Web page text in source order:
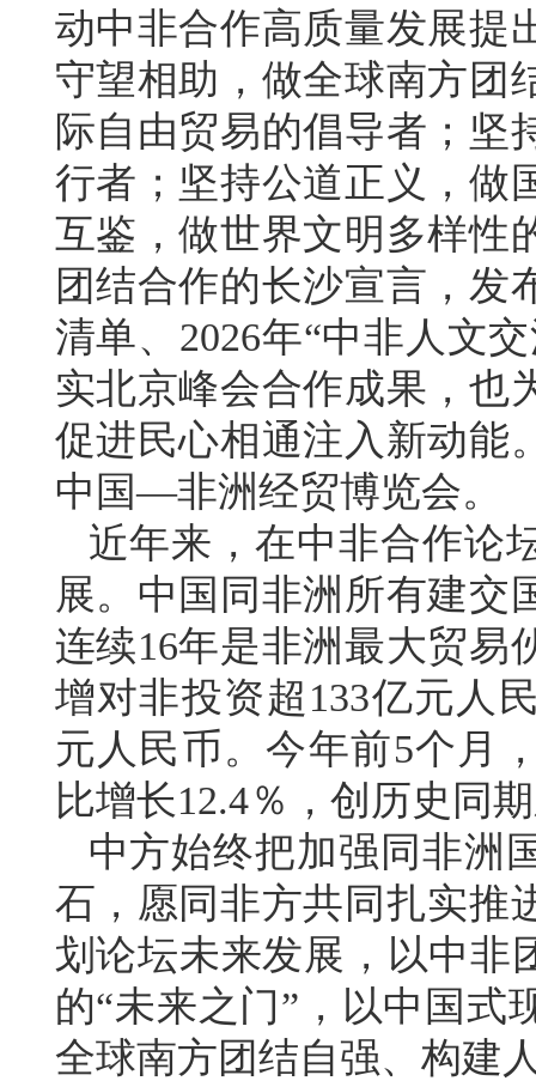
动中非合作高质量发展提
守望相助，做全球南方团
际自由贸易的倡导者；坚
行者；坚持公道正义，做
互鉴，做世界文明多样性
团结合作的长沙宣言，发
清单、2026年“中非人文
实北京峰会合作成果，也
促进民心相通注入新动能
中国—非洲经贸博览会。
近年来，在中非合作论
展。中国同非洲所有建交
连续16年是非洲最大贸易
增对非投资超133亿元人
元人民币。今年前5个月
比增长12.4％，创历史同
中方始终把加强同非洲
石，愿同非方共同扎实推
划论坛未来发展，以中非
的“未来之门”，以中国式
全球南方团结自强、构建